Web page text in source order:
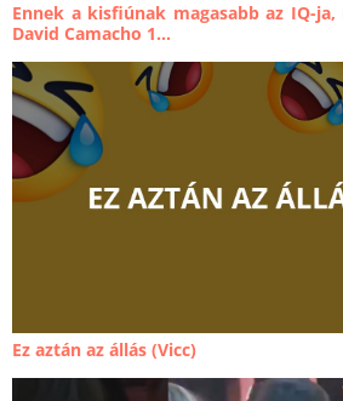
Ennek a kisfiúnak magasabb az IQ-
David Camacho 1...
Ez aztán az állás (Vicc)